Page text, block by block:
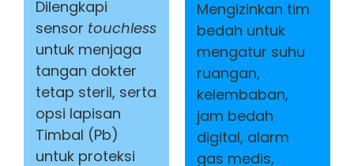
Dilengkapi
sensor touchless
untuk menjaga
tangan dokter
tetap steril, serta
opsi lapisan
Timbal (Pb)
untuk proteksi
Mengizinkan tim
bedah untuk
mengatur suhu
ruangan,
kelembaban,
jam bedah
digital, alarm
gas medis,